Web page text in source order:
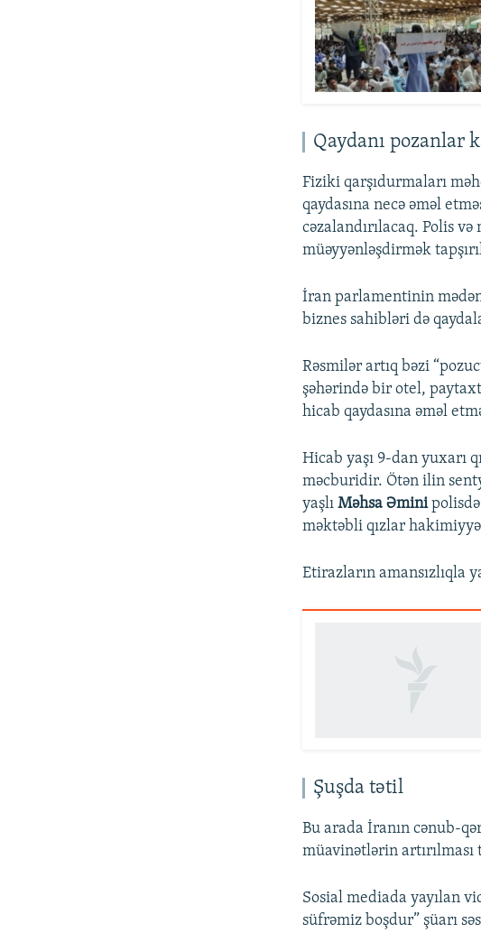
Qaydanı pozanlar
Fiziki qarşıdurmaları
qaydasına necə əməl
cəzalandırılacaq. Polis
müəyyənləşdirmək
İran parlamentinin
biznes sahibləri də
Rəsmilər artıq bəzi
şəhərində bir otel,
hicab qaydasına əməl
Hicab yaşı 9-dan yuxarı
məcburidir. Ötən ilin
yaşlıMəhsa Əmini
məktəbli qızlar
Etirazların amansızlıqla
Şuşda tətil
Bu arada İranın cənub-
müavinətlərin
Sosial mediada yayılan
süfrəmiz boşdur” şüarı